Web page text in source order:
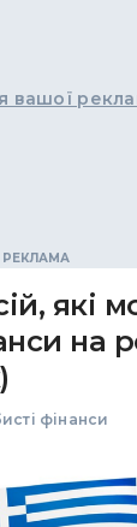
вашої
які
на
фінанси